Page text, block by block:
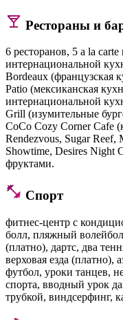
Рестораны и
6 ресторанов, 5 a la
интернациональной
Bordeaux (французская
Patio (мексиканская
интернациональной
Grill (изумительные
CoCo Cozy Corner Cafe
Rendezvous, Sugar Reef,
Showtime, Desires Night
фруктами.
Спорт
фитнес-центр с
болл, пляжный
(платно), дартс, два
верховая езда (платно),
футбол, уроки танцев,
спорта, вводный урок
трубкой, виндсерфинг,